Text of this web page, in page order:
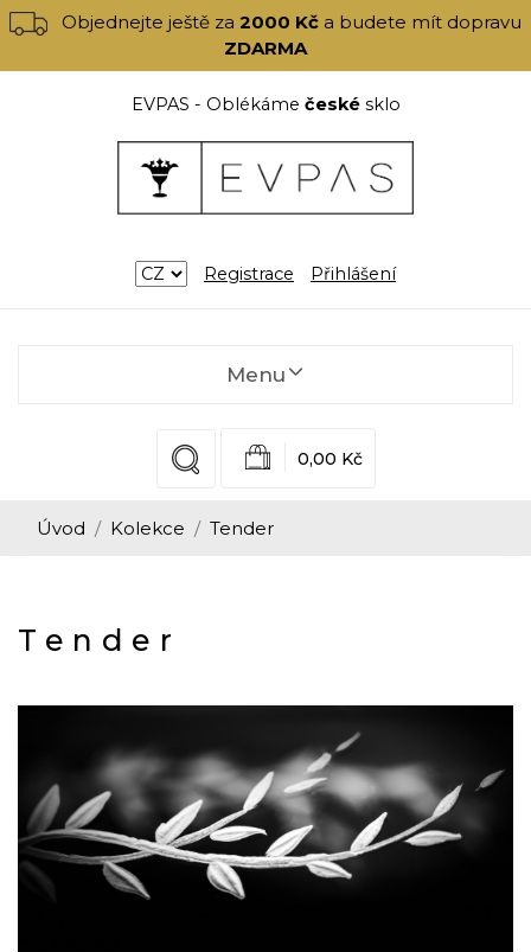
Objednejte ještě za2000 Kč a budete mít dopravu
ZDARMA
EVPAS - Oblékáme českésklo
Registrace Přihlášení
Menu
0,00 Kč
Úvod Kolekce Tender
Tender